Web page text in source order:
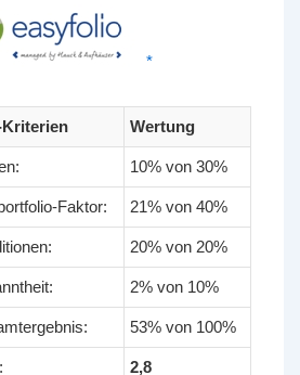
*
Kriterien Wertung
10% von 30%
Faktor: 21% von 40%
20% von 20%
2% von 10%
53% von 100%
2,8